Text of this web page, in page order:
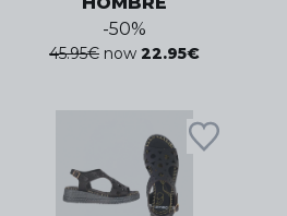
-50%
45.95€ now 22.95€